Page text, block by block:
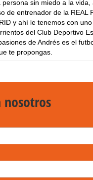
sin miedo a la vida,
de entrenador de la REAL
y ahí le tenemos con
del Club Deportivo
de Andrés es el
te propongas.
nosotros